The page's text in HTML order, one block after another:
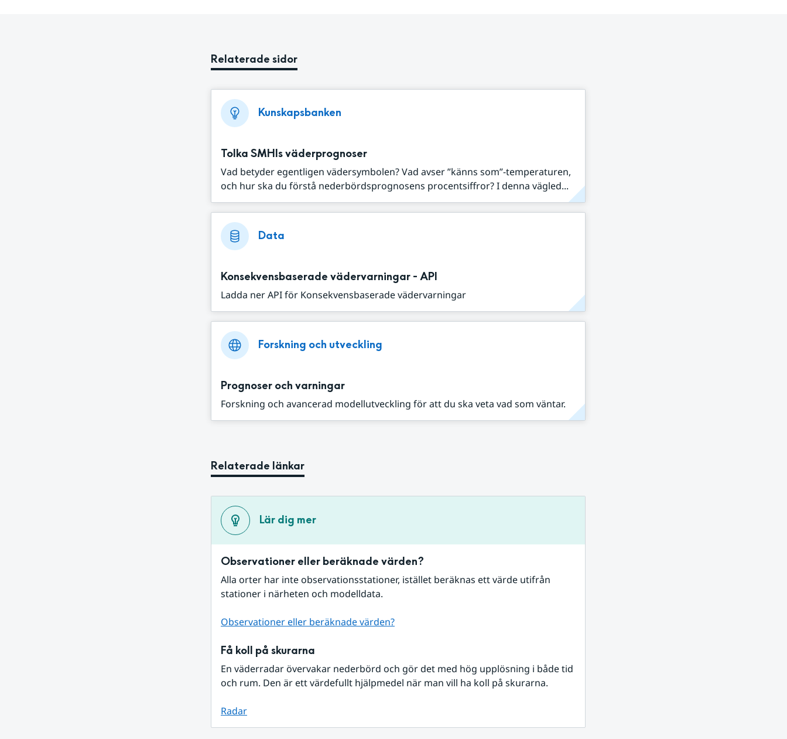
Relaterade sidor
Kunskapsbanken
Tolka SMHIs väderprognoser
Vad betyder egentligen vädersymbolen? Vad avser ”känns som”-temperaturen,
och hur ska du förstå nederbördsprognosens procentsiffror? I denna vägled...
Data
Konsekvensbaserade vädervarningar - API
Ladda ner API för Konsekvensbaserade vädervarningar
Forskning och utveckling
Prognoser och varningar
Forskning och avancerad modellutveckling för att du ska veta vad som väntar.
Relaterade länkar
Lär dig mer
Observationer eller beräknade värden?
Alla orter har inte observationsstationer, istället beräknas ett värde utifrån
stationer i närheten och modelldata.
Observationer eller beräknade värden?
Få koll på skurarna
En väderradar övervakar nederbörd och gör det med hög upplösning i både tid
och rum. Den är ett värdefullt hjälpmedel när man vill ha koll på skurarna.
Radar